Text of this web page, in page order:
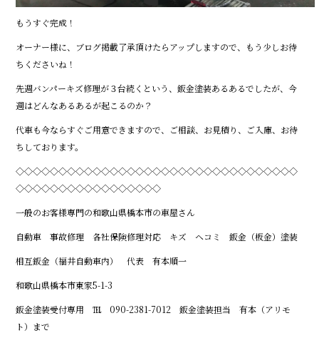
もうすぐ完成！
オーナー様に、ブログ掲載了承頂けたらアップしますので、もう少しお待
ちくださいね！
先週バンパーキズ修理が３台続くという、鈑金塗装あるあるでしたが、今
週はどんなあるあるが起こるのか？
代車も今ならすぐご用意できますので、ご相談、お見積り、ご入庫、お待
ちしております。
◇◇◇◇◇◇◇◇◇◇◇◇◇◇◇◇◇◇◇◇◇◇◇◇◇◇◇◇◇◇◇◇◇
◇◇◇◇◇◇◇◇◇◇◇◇◇◇◇◇◇
一般のお客様専門の和歌山県橋本市の車屋さん
自動車 事故修理 各社保険修理対応 キズ ヘコミ 鈑金（板金）塗装
相互鈑金（福井自動車内） 代表 有本順一
和歌山県橋本市東家5-1-3
鈑金塗装受付専用 ℡ 090-2381-7012 鈑金塗装担当 有本（アリモ
ト）まで